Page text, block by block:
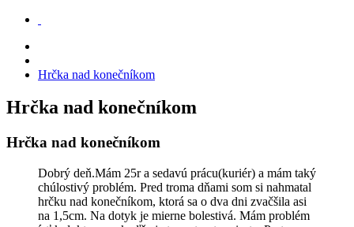
Hrčka nad konečníkom
Hrčka nad konečníkom
Hrčka nad konečníkom
Dobrý deň.Mám 25r a sedavú prácu(kuriér) a mám taký
chúlostivý problém. Pred troma dňami som si nahmatal
hrčku nad konečníkom, ktorá sa o dva dni zvačšila asi
na 1,5cm. Na dotyk je mierne bolestivá. Mám problém